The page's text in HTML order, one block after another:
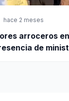
hace 2 meses
arroceros
de